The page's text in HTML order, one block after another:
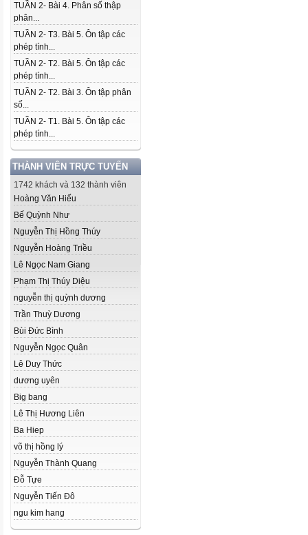
TUẦN 2- Bài 4. Phân số thập
phân...
TUẦN 2- T3. Bài 5. Ôn tập các
phép tính...
TUẦN 2- T2. Bài 5. Ôn tập các
phép tính...
TUẦN 2- T2. Bài 3. Ôn tập phân
số...
TUẦN 2- T1. Bài 5. Ôn tập các
phép tính...
THÀNH VIÊN TRỰC TUYẾN
1742 khách và 132 thành viên
Hoàng Văn Hiếu
Bế Quỳnh Như
Nguyễn Thị Hồng Thúy
Nguyễn Hoàng Triều
Lê Ngọc Nam Giang
Phạm Thị Thúy Diệu
nguyễn thị quỳnh dương
Trần Thuỳ Dương
Bùi Đức Bình
Nguyễn Ngọc Quân
Lê Duy Thức
dương uyên
Big bang
Lê Thị Hương Liên
Ba Hiep
võ thị hồng lý
Nguyễn Thành Quang
Đỗ Tựe
Nguyễn Tiến Đô
ngu kim hang